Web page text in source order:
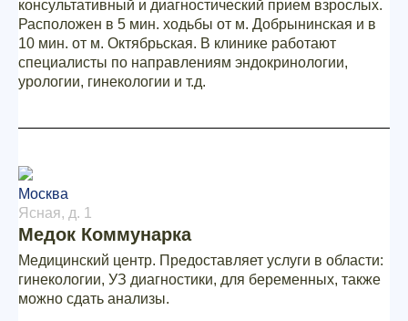
консультативный и диагностический прием взрослых.
Расположен в 5 мин. ходьбы от м. Добрынинская и в
10 мин. от м. Октябрьская. В клинике работают
специалисты по направлениям эндокринологии,
урологии, гинекологии и т.д.
Москва
Ясная, д. 1
Медок Коммунарка
Медицинский центр. Предоставляет услуги в области:
гинекологии, УЗ диагностики, для беременных, также
можно сдать анализы.